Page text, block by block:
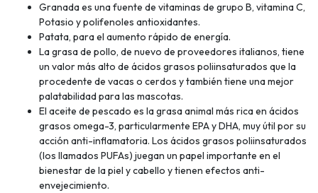
Granada es una fuente de vitaminas de grupo B, vitamina C,
Potasio y polifenoles antioxidantes.
Patata, para el aumento rápido de energía.
La grasa de pollo, de nuevo de proveedores italianos, tiene
un valor más alto de ácidos grasos poliinsaturados que la
procedente de vacas o cerdos y también tiene una mejor
palatabilidad para las mascotas.
El aceite de pescado es la grasa animal más rica en ácidos
grasos omega-3, particularmente EPA y DHA, muy útil por su
acción anti-inflamatoria. Los ácidos grasos poliinsaturados
(los llamados PUFAs) juegan un papel importante en el
bienestar de la piel y cabello y tienen efectos anti-
envejecimiento.